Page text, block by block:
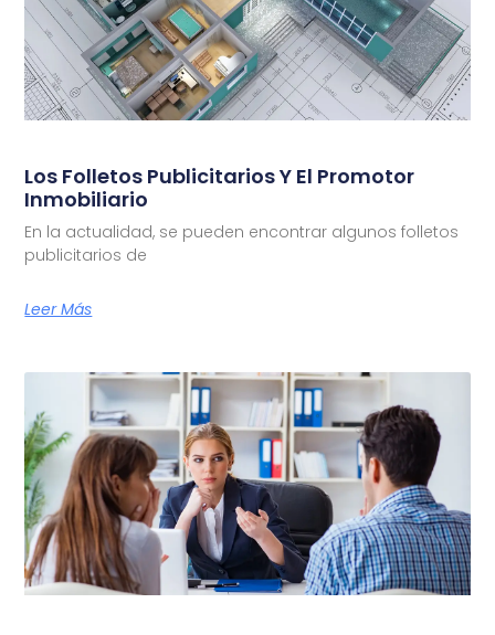
Los Folletos Publicitarios Y El Promotor
Inmobiliario
En la actualidad, se pueden encontrar algunos folletos
publicitarios de
Leer Más